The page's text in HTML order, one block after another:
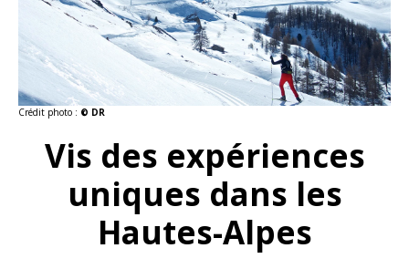
Crédit photo : © DR
Vis des expériences
uniques dans les
Hautes-Alpes